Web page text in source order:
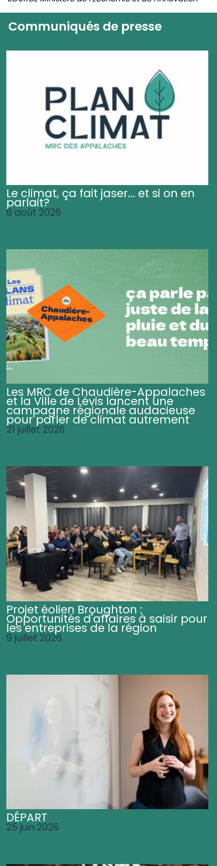
Communiqués de presse
Le climat, ça fait jaser... et si on en
parlait?
6 août 2026
Les MRC de Chaudière-Appalaches
et la Ville de Lévis lancent une
campagne régionale audacieuse
pour parler de climat autrement
21 juillet 2026
Projet éolien Broughton :
Opportunités d'affaires à saisir pour
les entreprises de la région
9 juillet 2026
DÉPART
25 juin 2026